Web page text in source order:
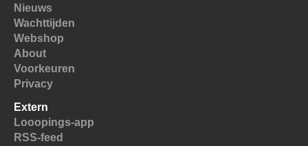
Nieuws
Wachttijden
Webshop
About
Voorkeuren
Privacy
Extern
Looopings-app
RSS-feed